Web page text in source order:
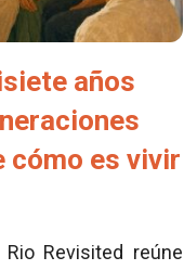
años
cómo es vivir
Revisited reúne